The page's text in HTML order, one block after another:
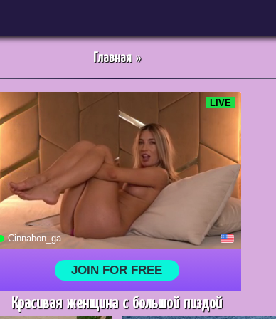
Главная»
Красивая женщина с большой пиздой